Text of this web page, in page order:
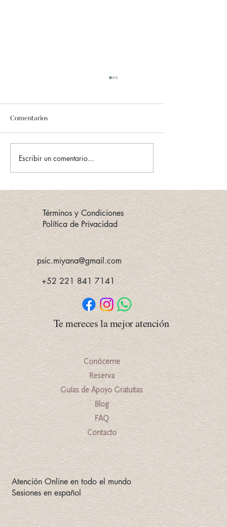
La importancia del autocuidado emocional:
Más allá de un baño de burbujas
Comentarios
Escribir un comentario...
psic.miyana@gmail.com
+52 221 841 7141
Términos y Condiciones
Política de Privacidad
Conóceme
Reserva
Guías de Apoyo Gratuitas
Blog
FAQ
Contacto
Te mereces la mejor atención
Atención Online en todo el mundo
Sesiones en español